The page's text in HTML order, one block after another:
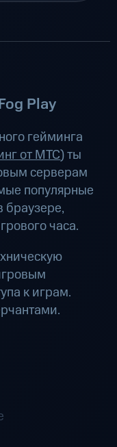
Play
гейминга
от МТС) ты
серверам
популярные
браузере,
часа.
к играм.